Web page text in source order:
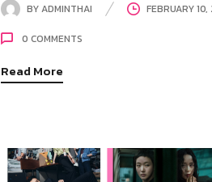
BYADMINTHAI FEBRUARY
0 COMMENTS
Read More